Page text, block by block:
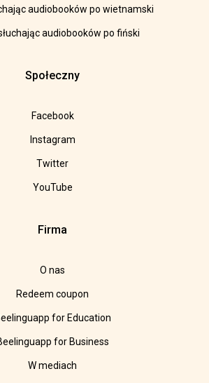
audiobooków po wietnamski
audiobooków po fiński
Społeczny
Facebook
Instagram
Twitter
YouTube
Firma
O nas
Redeem coupon
for Education
for Business
W mediach